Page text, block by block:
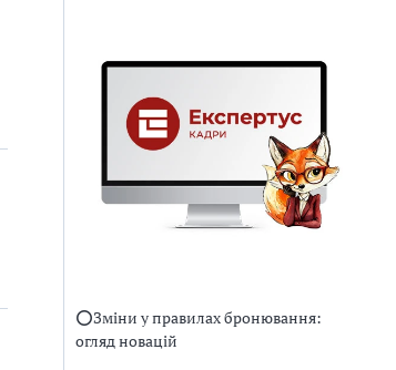
⭕️Зміни у правилах бронювання:
огляд новацій